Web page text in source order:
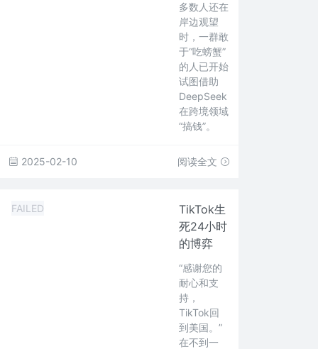
多数人还在
岸边观望
时，一群敢
于“吃螃蟹”
的人已开始
试图借助
DeepSeek
在跨境领域
“搞钱”。
2025-02-10 阅读全文
FAILED
TikTok生
死24小时
的博弈
“感谢您的
耐心和支
持，
TikTok回
到美国。”
在不到一